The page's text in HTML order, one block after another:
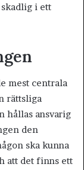
skadlig i ett
mest centrala
rättsliga
hållas ansvarig
den
ska kunna
att det finns ett